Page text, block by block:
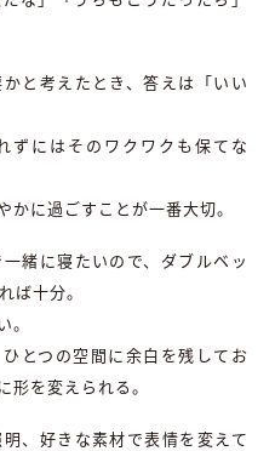
と考えたとき、答えは「いい
ずにはそのワクワクも保てな
に過ごすことが一番大切。
緒に寝たいので、ダブルベッ
ば十分。
。
とつの空間に余白を残してお
形を変えられる。
、好きな素材で表情を変えて